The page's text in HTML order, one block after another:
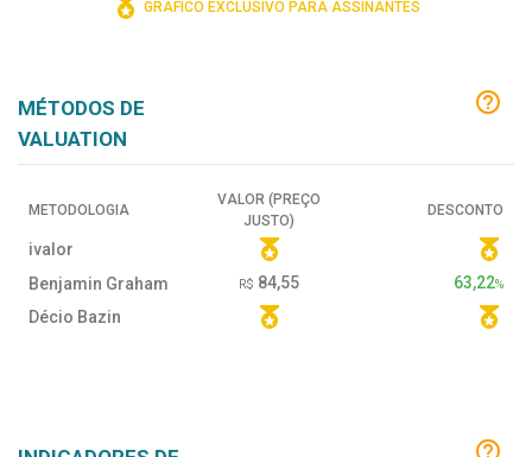
GRÁFICO EXCLUSIVO PARA ASSINANTES
MÉTODOS DE
VALUATION
METODOLOGIA
VALOR (PREÇO
JUSTO)
DESCONTO
ivalor
Benjamin Graham
R$ 84,55 63,22%
Décio Bazin